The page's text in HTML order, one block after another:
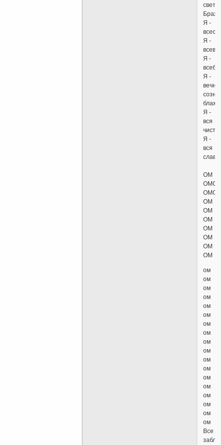
света
Я -
Я -
Я -
Я -
Я -
вся
Я -
вся
слава
ОМ
ОМОМ
ОМОМ
ОМ
ОМ
ОМ
ОМ
ОМ
ОМ
ОМ
ом
ом
ом
ом
ом
ом
ом
ом
ом
ом
ом
ом
ом
ом
ом
ом
ом
ом
Все